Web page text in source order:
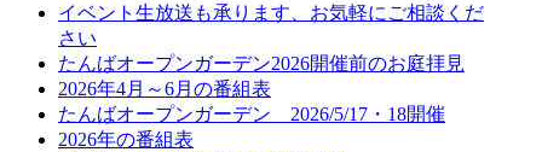
イベント生放送も承ります、お気軽にご相談くだ
さい
たんばオープンガーデン2026開催前のお庭拝見
2026年4月～6月の番組表
たんばオープンガーデン 2026/5/17・18開催
2026年の番組表